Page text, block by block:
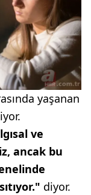
yaşanan
ve
ancak bu
diyor.